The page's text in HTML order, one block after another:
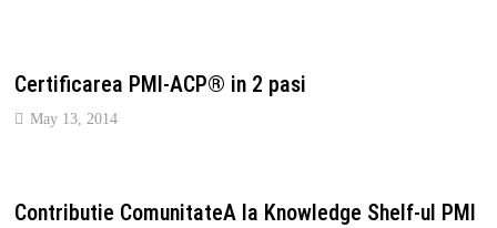
Certificarea PMI-ACP® in 2 pasi
May 13, 2014
Contributie ComunitateA la Knowledge Shelf-ul PMI